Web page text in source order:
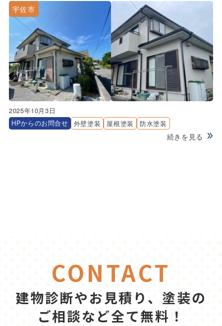
宇佐市
2025年10月3日
HPからのお問合せ
外壁塗装 屋根塗装 防水塗装
続きを見る
CONTACT
建物診断やお見積り、塗装の
ご相談など全て無料！